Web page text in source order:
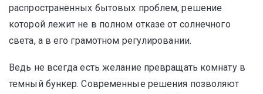
распространенных бытовых проблем, решение
которой лежит не в полном отказе от солнечного
света, а в его грамотном регулировании.
Ведь не всегда есть желание превращать комнату в
темный бункер. Современные решения позволяют